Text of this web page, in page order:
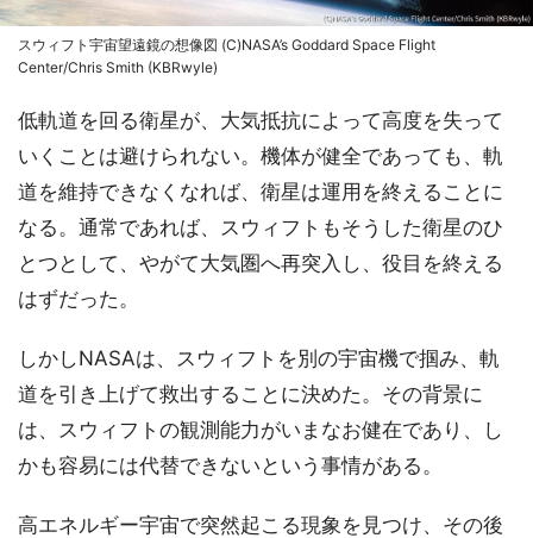
スウィフト宇宙望遠鏡の想像図 (C)NASA’s Goddard Space Flight
Center/Chris Smith (KBRwyle)
低軌道を回る衛星が、大気抵抗によって高度を失って
いくことは避けられない。機体が健全であっても、軌
道を維持できなくなれば、衛星は運用を終えることに
なる。通常であれば、スウィフトもそうした衛星のひ
とつとして、やがて大気圏へ再突入し、役目を終える
はずだった。
しかしNASAは、スウィフトを別の宇宙機で掴み、軌
道を引き上げて救出することに決めた。その背景に
は、スウィフトの観測能力がいまなお健在であり、し
かも容易には代替できないという事情がある。
高エネルギー宇宙で突然起こる現象を見つけ、その後